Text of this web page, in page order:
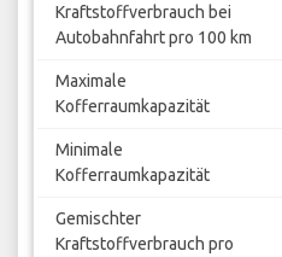
Kraftstoffverbrauch bei
Autobahnfahrt pro 100 km
Maximale
Kofferraumkapazität
Minimale
Kofferraumkapazität
Gemischter
Kraftstoffverbrauch pro